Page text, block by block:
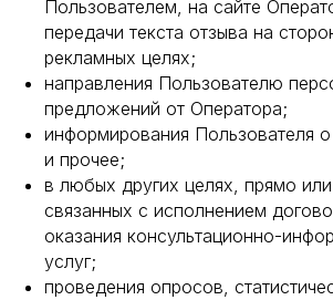
Пользователем, на сайте
передачи текста отзыва на
рекламных целях;
направления Пользователю
предложений от Оператора;
информирования Пользователя о
и прочее;
в любых других целях, прямо
связанных с исполнением
оказания консультационно-
услуг;
проведения опросов,